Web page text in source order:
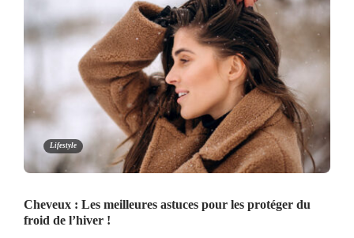
Lifestyle
Cheveux : Les meilleures astuces pour les protéger du
froid de l’hiver !